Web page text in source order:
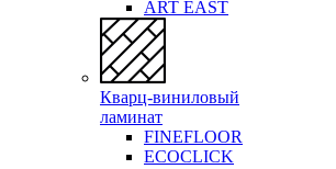
ART EAST
Кварц-виниловый
ламинат
FINEFLOOR
ECOCLICK